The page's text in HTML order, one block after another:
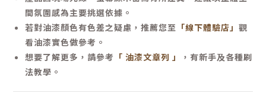
間氛圍感為主要挑選依據。
若對油漆顏色有色差之疑慮，推薦您至 「線下體驗店」 觀
看油漆實色做參考。
想要了解更多，請參考 「 油漆文章列 」
，有新手及各種刷
法教學。